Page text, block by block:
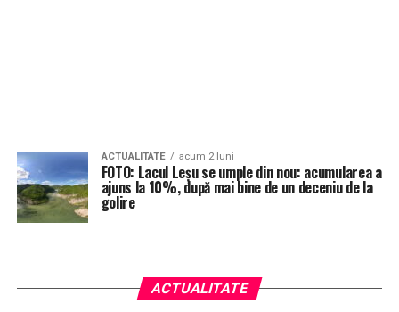
ACTUALITATE acum 2 luni
FOTO: Lacul Leșu se umple din nou: acumularea a
ajuns la 10%, după mai bine de un deceniu de la
golire
ACTUALITATE